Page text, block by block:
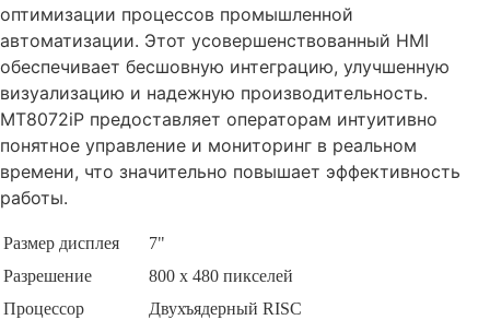
оптимизации процессов промышленной
автоматизации. Этот усовершенствованный HMI
обеспечивает бесшовную интеграцию, улучшенную
визуализацию и надежную производительность.
MT8072iP предоставляет операторам интуитивно
понятное управление и мониторинг в реальном
времени, что значительно повышает эффективность
работы.
Размер дисплея
7"
Разрешение
800 x 480 пикселей
Процессор
Двухъядерный RISC